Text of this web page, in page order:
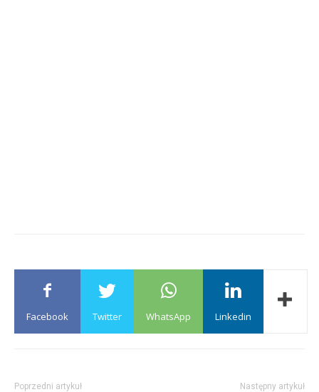
Facebook Twitter WhatsApp Linkedin
Poprzedni artykuł Następny artykuł